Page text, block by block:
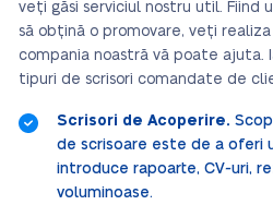
veți găsi serviciul nostru util. Fiind
să obțină o promovare, veți
compania noastră vă poate ajuta.
tipuri de scrisori comandate de
Scrisori de Acoperire.
de scrisoare este de a oferi
introduce rapoarte, CV-uri,
voluminoase.